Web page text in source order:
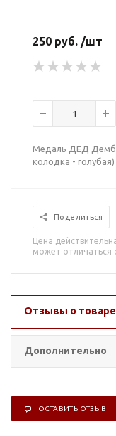
250 руб. /шт
Медаль ДЕД
колодка - голубая)
Поделиться
Цена
может отличаться
Отзывы о товаре
Дополнительно
ОСТАВИТЬ ОТЗЫВ